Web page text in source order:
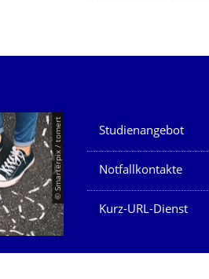
© Smarterpix / tomert Unsere Dienste
Studienangebot
Notfallkontakte
Kurz-URL-Dienst